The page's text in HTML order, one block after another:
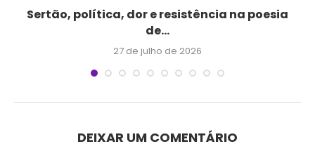
Sertão, política, dor e resistência na poesia
de...
27 de julho de 2026
DEIXAR UM COMENTÁRIO